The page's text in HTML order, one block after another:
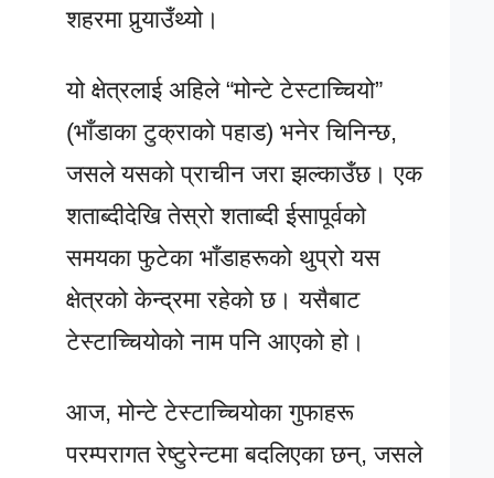
शहरमा पुर्‍याउँथ्यो।
यो क्षेत्रलाई अहिले “मोन्टे टेस्टाच्चियो”
(भाँडाका टुक्राको पहाड) भनेर चिनिन्छ,
जसले यसको प्राचीन जरा झल्काउँछ। एक
शताब्दीदेखि तेस्रो शताब्दी ईसापूर्वको
समयका फुटेका भाँडाहरूको थुप्रो यस
क्षेत्रको केन्द्रमा रहेको छ। यसैबाट
टेस्टाच्चियोको नाम पनि आएको हो।
आज, मोन्टे टेस्टाच्चियोका गुफाहरू
परम्परागत रेष्टुरेन्टमा बदलिएका छन्, जसले